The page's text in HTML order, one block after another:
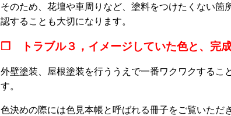
そのため、花壇や車周りなど、塗料をつけたくない
認することも大切になります。
❒ トラブル３，イメージしていた色と、完成
外壁塗装、屋根塗装を行ううえで一番ワクワクするこ
す。
色決めの際には色見本帳と呼ばれる冊子をご覧いただ